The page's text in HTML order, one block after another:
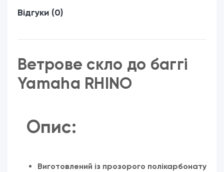
Відгуки (0)
Ветрове скло до баггі
Yamaha RHINO
Опис:
Виготовлений із прозорого полікарбонату